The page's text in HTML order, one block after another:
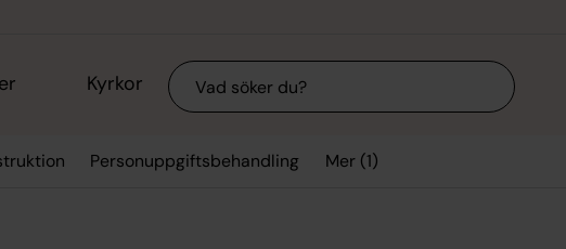
Kyrkor Sök
Personuppgiftsbehandling Mer (1)